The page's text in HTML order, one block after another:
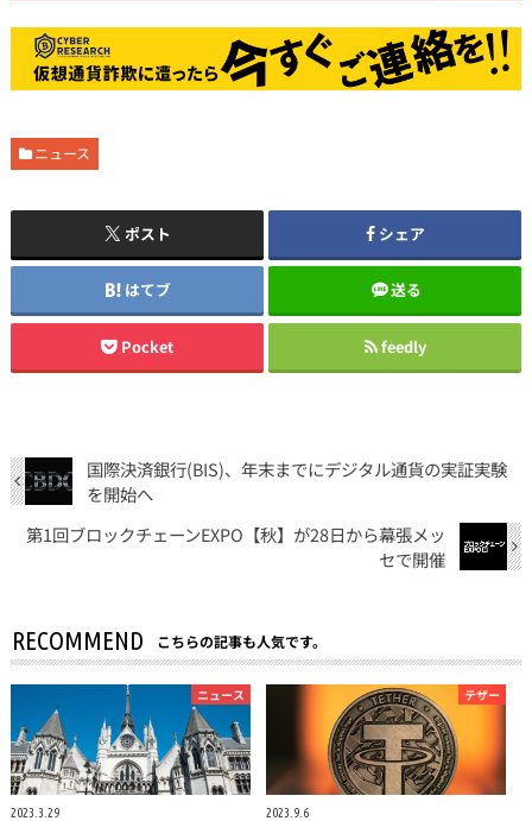
ニュース
ポスト シェア
はてブ 送る
Pocket feedly
国際決済銀行(BIS)、年末までにデジタル通貨の実証実験
を開始へ
第1回ブロックチェーンEXPO【秋】が28日から幕張メッ
セで開催
RECOMMEND こちらの記事も人気です。
ニュース
2023.3.29
テザー
2023.9.6